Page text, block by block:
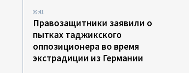
09:41
Правозащитники заявили о
пытках таджикского
оппозиционера во время
экстрадиции из Германии